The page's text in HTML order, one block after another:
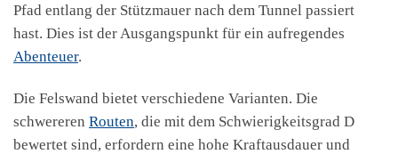
Pfad entlang der Stützmauer nach dem Tunnel passiert
hast. Dies ist der Ausgangspunkt für ein aufregendes
Abenteuer.
Die Felswand bietet verschiedene Varianten. Die
schwereren Routen, die mit dem Schwierigkeitsgrad D
bewertet sind, erfordern eine hohe Kraftausdauer und